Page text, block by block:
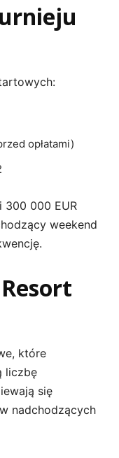
opłatami)
300 000 EUR
weekend
które
liczbę
się
nadchodzących